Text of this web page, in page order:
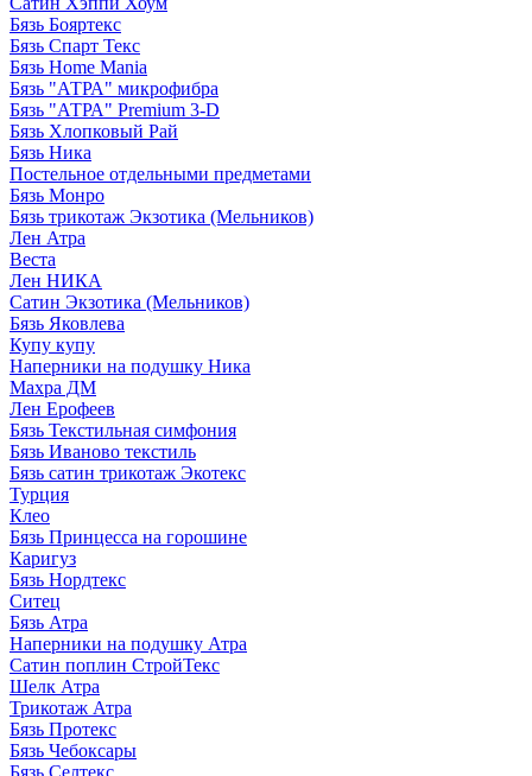
Бязь Бояртекс
Бязь Спарт Текс
Бязь Home Mania
Бязь "АТРА" микрофибра
Бязь "АТРА" Premium 3-D
Бязь Хлопковый Рай
Бязь Ника
Постельное отдельными предметами
Бязь Монро
Бязь трикотаж Экзотика (Мельников)
Лен Атра
Веста
Лен НИКА
Сатин Экзотика (Мельников)
Бязь Яковлева
Купу купу
Наперники на подушку Ника
Махра ДМ
Лен Ерофеев
Бязь Текстильная симфония
Бязь Иваново текстиль
Бязь сатин трикотаж Экотекс
Турция
Клео
Бязь Принцесса на горошине
Каригуз
Бязь Нордтекс
Ситец
Бязь Атра
Наперники на подушку Атра
Сатин поплин СтройТекс
Шелк Атра
Трикотаж Атра
Бязь Протекс
Бязь Чебоксары
Бязь Селтекс